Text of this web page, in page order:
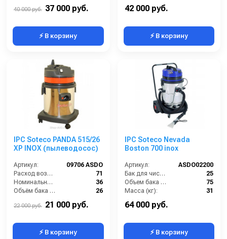
40 000 руб. 37 000 руб.
⚡ В корзину
42 000 руб.
⚡ В корзину
IPC Soteco PANDA 515/26
XP INOX (пылеводосос)
Артикул:
09706 ASDO
Расход воздуха (л/сек):
71
Номинальный диаметр принадлежностей (мм):
36
Объём бака (л):
26
22 000 руб. 21 000 руб.
⚡ В корзину
IPC Soteco Nevada
Boston 700 inox
Артикул:
ASDO02200
Бак для чистой воды (л):
25
Объем бака (л):
75
Масса (кг):
31
Потребляемая мощность (Вт):
64 000 руб.
⚡ В корзину